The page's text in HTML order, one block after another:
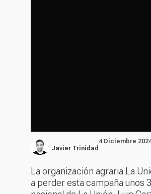
Javier Trinidad
4 Diciembre
La organización agraria La
a perder esta campaña unos